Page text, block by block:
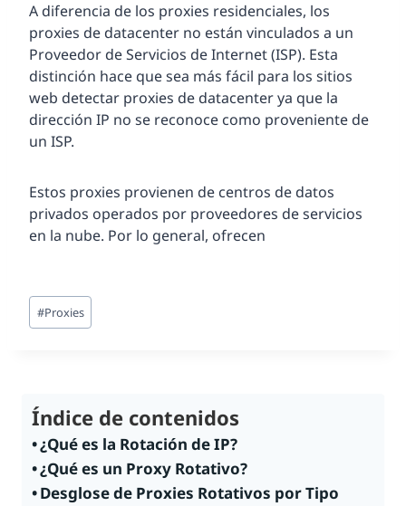
A diferencia de los proxies residenciales, los
proxies de datacenter no están vinculados a un
Proveedor de Servicios de Internet (ISP). Esta
distinción hace que sea más fácil para los sitios
web detectar proxies de datacenter ya que la
dirección IP no se reconoce como proveniente de
un ISP.
Estos proxies provienen de centros de datos
privados operados por proveedores de servicios
en la nube. Por lo general, ofrecen
Etiquetas
de
#Proxies
Índice de contenidos
¿Qué es la Rotación de IP?
¿Qué es un Proxy Rotativo?
Desglose de Proxies Rotativos por Tipo